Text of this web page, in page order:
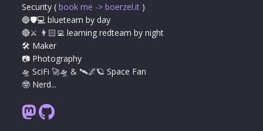
Security ( book me -> boerzel.it)
🔵🛡💻 blueteam by day
🔴⚔ 👨🏻‍💻 learning redteam by night
🛠 Maker
📷 Photography
🛸 SciFi 🚀🛸 & 🛰🌌🪐 Space Fan
🤓 Nerd...